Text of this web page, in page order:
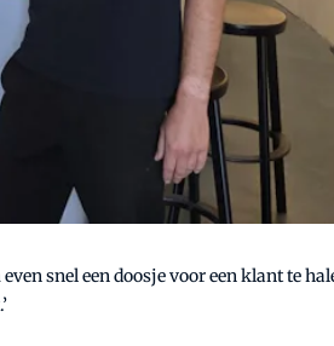
snel een doosje voor een klant te